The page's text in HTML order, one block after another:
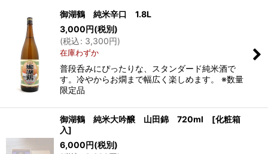
並び順
絞り込む
御湖鶴 純米辛口 1.8L
3,000円(税別)
(税込: 3,300円)
在庫わずか
普段呑みにぴったりな、スタンダード純米酒で
す。冷やからお燗まで幅広く楽しめます。 ※数量
限定品
御湖鶴 純米大吟醸 山田錦 720ml [化粧箱
入]
6,000円(税別)